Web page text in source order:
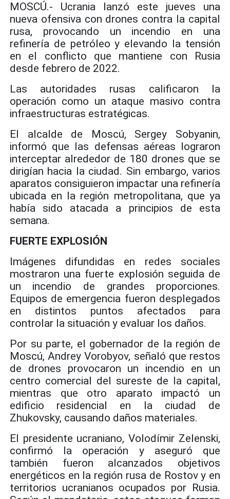
MOSCÚ.- Ucrania lanzó este jueves una
nueva ofensiva con drones contra la capital
rusa, provocando un incendio en una
refinería de petróleo y elevando la tensión
en el conflicto que mantiene con Rusia
desde febrero de 2022.
Las autoridades rusas calificaron la
operación como un ataque masivo contra
infraestructuras estratégicas.
El alcalde de Moscú, Sergey Sobyanin,
informó que las defensas aéreas lograron
interceptar alrededor de 180 drones que se
dirigían hacia la ciudad. Sin embargo, varios
aparatos consiguieron impactar una refinería
ubicada en la región metropolitana, que ya
había sido atacada a principios de esta
semana.
FUERTE EXPLOSIÓN
Imágenes difundidas en redes sociales
mostraron una fuerte explosión seguida de
un incendio de grandes proporciones.
Equipos de emergencia fueron desplegados
en distintos puntos afectados para
controlar la situación y evaluar los daños.
Por su parte, el gobernador de la región de
Moscú, Andrey Vorobyov, señaló que restos
de drones provocaron un incendio en un
centro comercial del sureste de la capital,
mientras que otro aparato impactó un
edificio residencial en la ciudad de
Zhukovsky, causando daños materiales.
El presidente ucraniano, Volodímir Zelenski,
confirmó la operación y aseguró que
también fueron alcanzados objetivos
energéticos en la región rusa de Rostov y en
territorios ucranianos ocupados por Rusia.